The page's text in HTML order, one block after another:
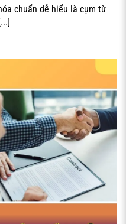
chuẩn dễ hiểu là cụm từ